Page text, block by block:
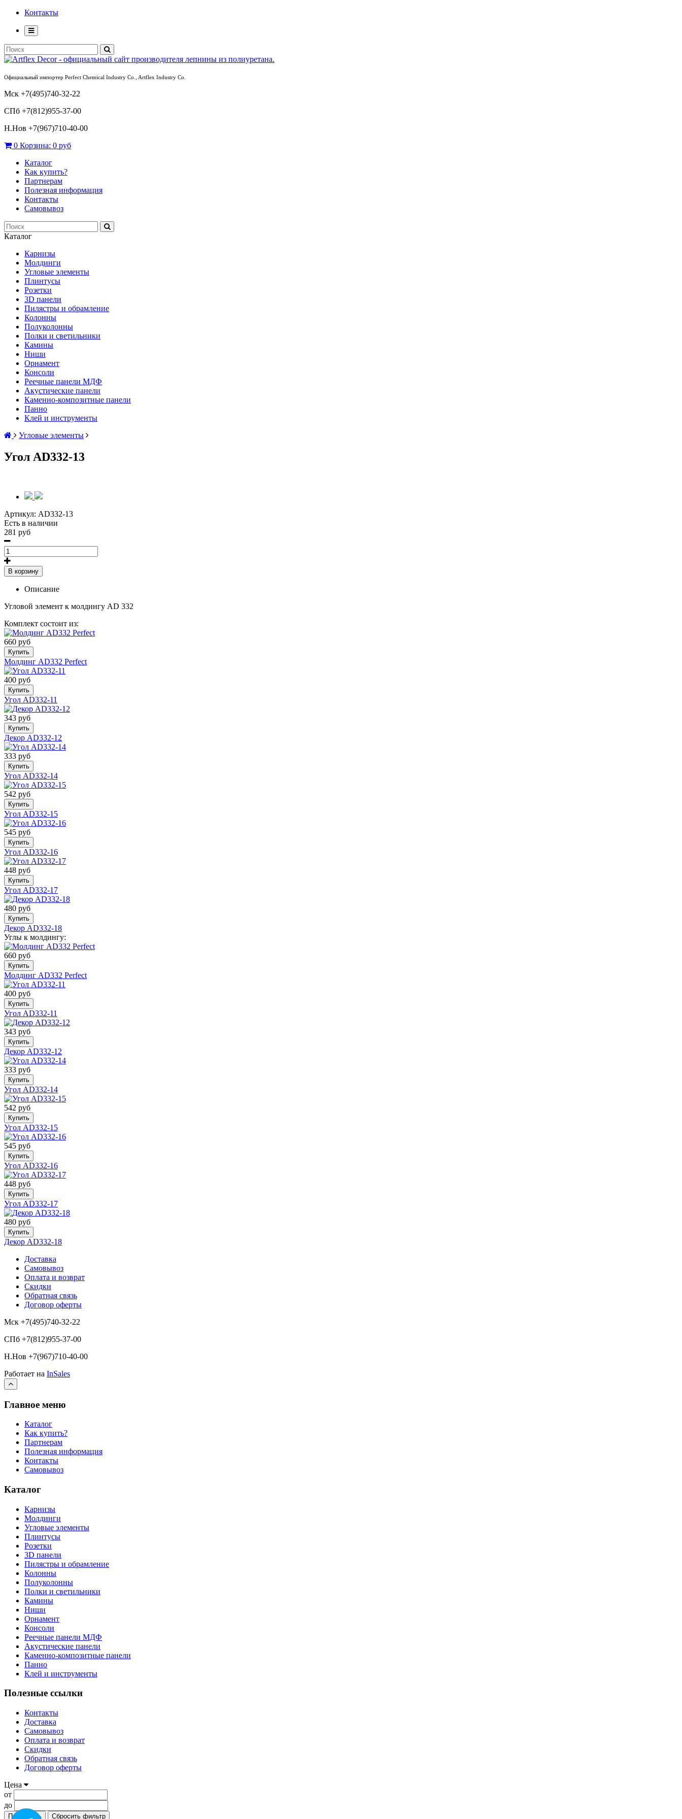
Контакты
Официальный импортер Perfect Chemical Industry Co., Artflex Industry Co.
Мск +7(495)740-32-22
СПб +7(812)955-37-00
Н.Нов +7(967)710-40-00
0 Корзина: 0 руб
Каталог
Как купить?
Партнерам
Полезная информация
Контакты
Самовывоз
Каталог
Карнизы
Молдинги
Угловые элементы
Плинтусы
Розетки
3D панели
Пилястры и обрамление
Колонны
Полуколонны
Полки и светильники
Камины
Ниши
Орнамент
Консоли
Реечные панели МДФ
Акустические панели
Каменно-композитные панели
Панно
Клей и инструменты
Угловые элементы
Угол AD332-13
Артикул: AD332-13
Есть в наличии
281 руб
В корзину
Описание
Угловой элемент к молдингу AD 332
Комплект состоит из:
660 руб
Купить
Молдинг AD332 Perfect
400 руб
Купить
Угол AD332-11
343 руб
Купить
Декор AD332-12
333 руб
Купить
Угол AD332-14
542 руб
Купить
Угол AD332-15
545 руб
Купить
Угол AD332-16
448 руб
Купить
Угол AD332-17
480 руб
Купить
Декор AD332-18
Углы к молдингу:
660 руб
Купить
Молдинг AD332 Perfect
400 руб
Купить
Угол AD332-11
343 руб
Купить
Декор AD332-12
333 руб
Купить
Угол AD332-14
542 руб
Купить
Угол AD332-15
545 руб
Купить
Угол AD332-16
448 руб
Купить
Угол AD332-17
480 руб
Купить
Декор AD332-18
Доставка
Самовывоз
Оплата и возврат
Скидки
Обратная связь
Договор оферты
Мск +7(495)740-32-22
СПб +7(812)955-37-00
Н.Нов +7(967)710-40-00
Работает на InSales
Главное меню
Каталог
Как купить?
Партнерам
Полезная информация
Контакты
Самовывоз
Каталог
Карнизы
Молдинги
Угловые элементы
Плинтусы
Розетки
3D панели
Пилястры и обрамление
Колонны
Полуколонны
Полки и светильники
Камины
Ниши
Орнамент
Консоли
Реечные панели МДФ
Акустические панели
Каменно-композитные панели
Панно
Клей и инструменты
Полезные ссылки
Контакты
Доставка
Самовывоз
Оплата и возврат
Скидки
Обратная связь
Договор оферты
Цена
от
до
Применить Сбросить фильтр